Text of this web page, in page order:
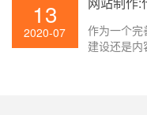
13
2020-07
作为一个完
建设还是